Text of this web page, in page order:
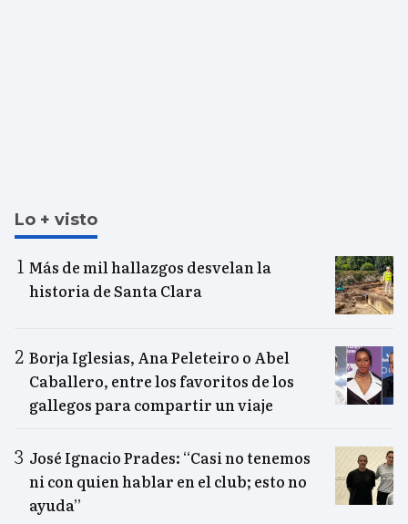
Lo + visto
Más de mil hallazgos desvelan la
historia de Santa Clara
Borja Iglesias, Ana Peleteiro o Abel
Caballero, entre los favoritos de los
gallegos para compartir un viaje
José Ignacio Prades: “Casi no tenemos
ni con quien hablar en el club; esto no
ayuda”